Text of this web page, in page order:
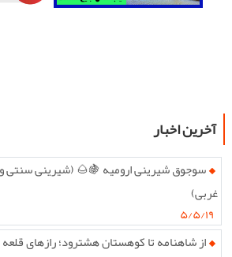
آخرین اخبار
سوجوق شیرینی ارومیه 🍇🌰 (شیرینی سنتی
غربی)
۵/۵/۱۹
از شاهنامه تا کوهستان هشترود؛ رازهای